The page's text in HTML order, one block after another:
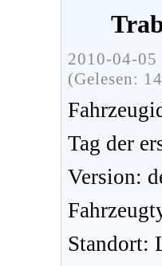
2010-04-
(Gelesen:
Tag der
Version:
Standort: